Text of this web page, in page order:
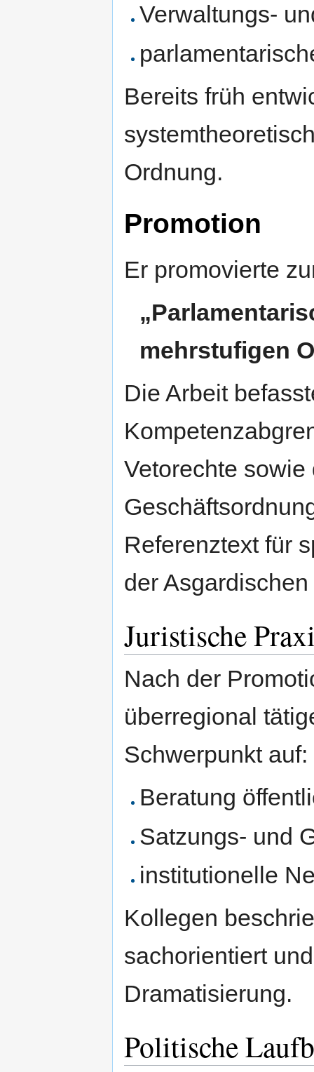
Verwaltungs-
Bereits früh
Ordnung.
Promotion
Er promovierte
mehrstufigen
Die Arbeit
Vetorechte
Referenztext für
der
Juristische
Nach der
überregional
Schwerpunkt auf:
Beratung
Satzungs- und
institutionelle
Kollegen
sachorientiert
Dramatisierung.
Politische